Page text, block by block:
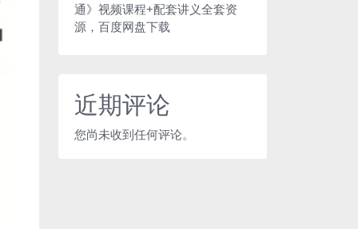
通》视频课程+配套讲义全套资
源，百度网盘下载
近期评论
您尚未收到任何评论。